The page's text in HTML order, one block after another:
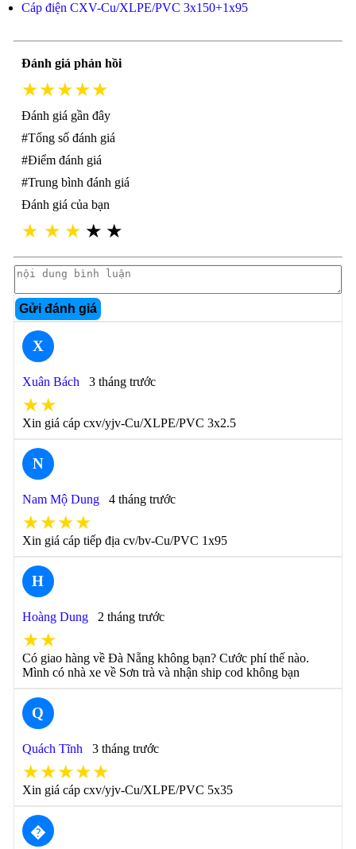
Cáp điện CXV-Cu/XLPE/PVC 3x150+1x95
Đánh giá phản hồi
★★★★★
Đánh giá gần đây
#Tổng số đánh giá
#Điểm đánh giá
#Trung bình đánh giá
Đánh giá của bạn
★ ★ ★ ★ ★
Gửi đánh giá
X
Xuân Bách 3 tháng trước
★★
Xin giá cáp cxv/yjv-Cu/XLPE/PVC 3x2.5
N
Nam Mộ Dung 4 tháng trước
★★★★
Xin giá cáp tiếp địa cv/bv-Cu/PVC 1x95
H
Hoàng Dung 2 tháng trước
★★
Có giao hàng về Đà Nẵng không bạn? Cước phí thế nào.
Mình có nhà xe về Sơn trà và nhận ship cod không bạn
Q
Quách Tĩnh 3 tháng trước
★★★★★
Xin giá cáp cxv/yjv-Cu/XLPE/PVC 5x35
�